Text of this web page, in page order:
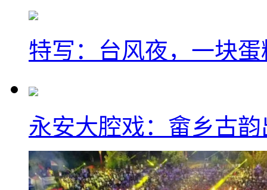
特写：台风夜，一块
永安大腔戏：畲乡古